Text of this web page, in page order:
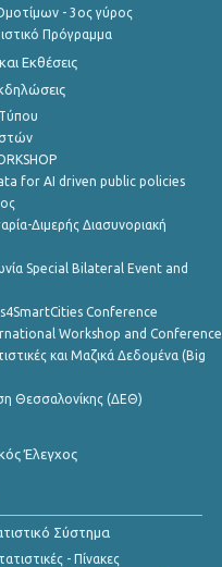
- 3ος γύρος
Πρόγραμμα
Εκθέσεις
for AI driven public policies
Διμερής Διασυνοριακή
Special Bilateral Event and
Conference
Workshop and Conference
και Μαζικά Δεδομένα (Big
Θεσσαλονίκης (ΔΕΘ)
Έλεγχος
Σύστημα
- Πίνακες